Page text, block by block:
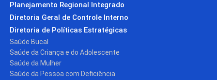
Planejamento Regional Integrado
Diretoria Geral de Controle Interno
Diretoria de Políticas Estratégicas
Saúde Bucal
Saúde da Criança e do Adolescente
Saúde da Mulher
Saúde da Pessoa com Deficiência